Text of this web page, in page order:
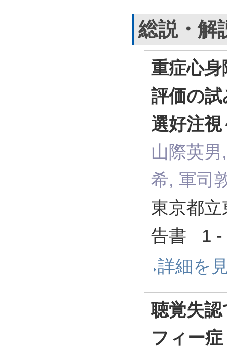
総説・解
重症心
評価の
選好注視
山際英
希, 軍司
東京都
告書 1 -
詳細を
聴覚失
フィー